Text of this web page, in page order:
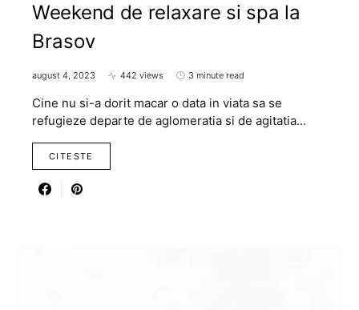
Weekend de relaxare si spa la
Brasov
august 4, 2023 442 views 3 minute read
Cine nu si-a dorit macar o data in viata sa se
refugieze departe de aglomeratia si de agitatia…
CITESTE